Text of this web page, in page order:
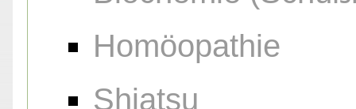
Homöopathie
Shiatsu